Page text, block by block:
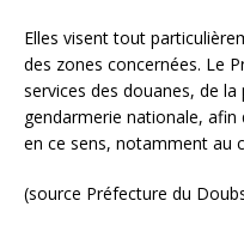
Elles visent tout
des zones concernées. Le
services des douanes, de
gendarmerie nationale,
en ce sens, notamment au
(source Préfecture du